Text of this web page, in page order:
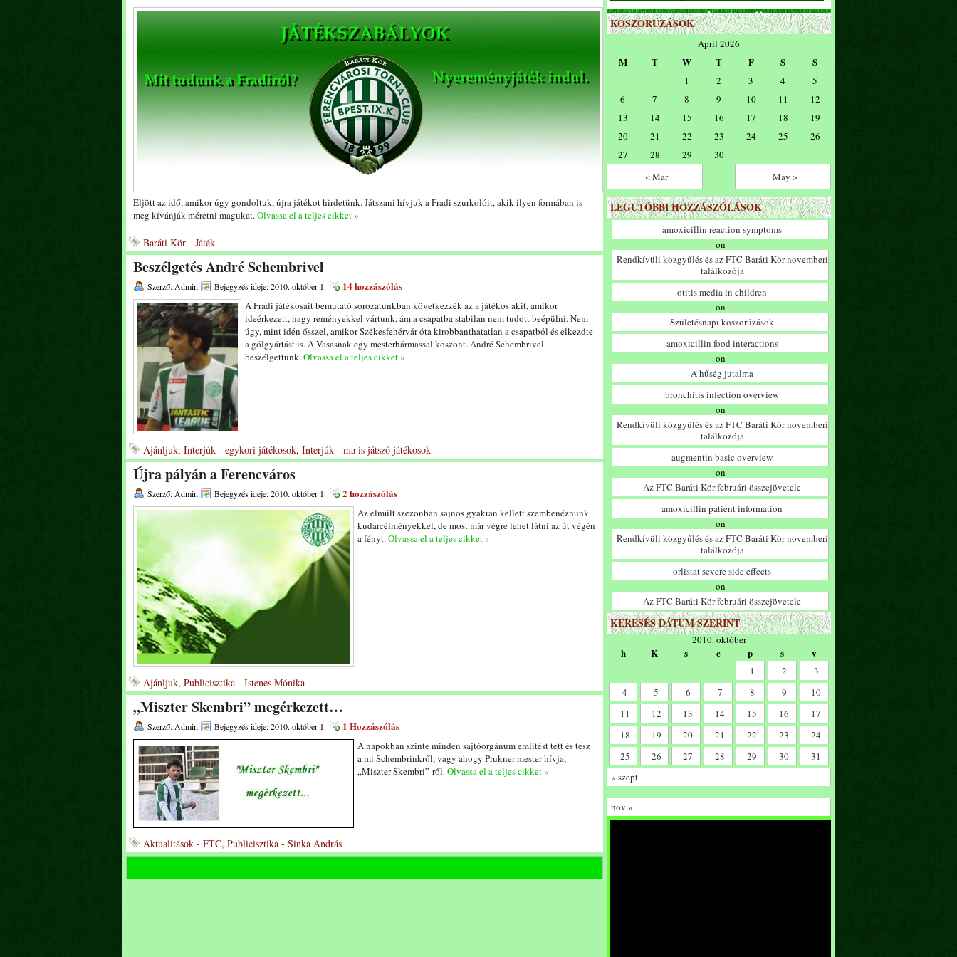
Eljött az idő, amikor úgy gondoltuk, újra játékot hirdetünk. Játszani hívjuk a Fradi szurkolóit, akik ilyen formában is
meg kívánják méretni magukat.Olvassa el a teljes cikket »
Baráti Kör - Játék
Beszélgetés André Schembrivel
Szerző: Admin Bejegyzés ideje: 2010. október 1. 14 hozzászólás
A Fradi játékosait bemutató sorozatunkban következzék az a játékos akit, amikor
ideérkezett, nagy reményekkel vártunk, ám a csapatba stabilan nem tudott beépülni. Nem
úgy, mint idén ősszel, amikor Székesfehérvár óta kirobbanthatatlan a csapatból és elkezdte
a gólgyártást is. A Vasasnak egy mesterhármassal köszönt. André Schembrivel
beszélgettünk.Olvassa el a teljes cikket »
Ajánljuk, Interjúk - egykori játékosok, Interjúk - ma is játszó játékosok
Újra pályán a Ferencváros
Szerző: Admin Bejegyzés ideje: 2010. október 1. 2 hozzászólás
Az elmúlt szezonban sajnos gyakran kellett szembenéznünk
kudarcélményekkel, de most már végre lehet látni az út végén
a fényt.Olvassa el a teljes cikket »
Ajánljuk, Publicisztika - Istenes Mónika
„Miszter Skembri” megérkezett…
Szerző: Admin Bejegyzés ideje: 2010. október 1. 1 Hozzászólás
A napokban szinte minden sajtóorgánum említést tett és tesz
a mi Schembrinkről, vagy ahogy Prukner mester hívja,
„Miszter Skembri”-ről.Olvassa el a teljes cikket »
Aktualitások - FTC, Publicisztika - Sinka András
KOSZORÚZÁSOK
April 2026
M T W T F S S
1 2 3 4
5
6
7 8 9 10 11
12
13
14 15 16 17 18
19
20
21 22 23 24 25
26
27
28 29
30
< Mar
May >
LEGUTÓBBI HOZZÁSZÓLÁSOK
amoxicillin reaction symptoms
on
Rendkívüli közgyűlés és az FTC Baráti Kör novemberi
találkozója
otitis media in children
on
Születésnapi koszorúzások
amoxicillin food interactions
on
A hűség jutalma
bronchitis infection overview
on
Rendkívüli közgyűlés és az FTC Baráti Kör novemberi
találkozója
augmentin basic overview
on
Az FTC Baráti Kör februári összejövetele
amoxicillin patient information
on
Rendkívüli közgyűlés és az FTC Baráti Kör novemberi
találkozója
orlistat severe side effects
on
Az FTC Baráti Kör februári összejövetele
KERESÉS DÁTUM SZERINT
2010. október
h K s c p s v
1 2
3
4
5 6 7 8 9
10
11
12 13 14 15 16
17
18
19 20 21 22 23
24
25
26 27 28 29 30
31
« szept
nov »